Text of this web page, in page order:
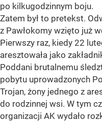
po kilkugodzinnym boju.
Zatem był to pretekst.
z Pawłokomy wzięto już
Pierwszy raz, kiedy 22
aresztowała jako
Poddani brutalnemu
pobytu uprowadzonych
Trojan, żony jednego z
do rodzinnej wsi. W tym
organizacji AK wydało